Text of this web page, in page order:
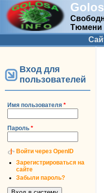
Тюмени
Вход для
пользователей
Имя пользователя *
Пароль *
Войти через OpenID
Зарегистрироваться на
сайте
Забыли пароль?